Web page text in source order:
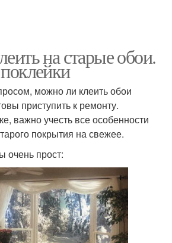
на старые обои.
можно ли клеить обои
приступить к ремонту.
важно учесть все особенности
покрытия на свежее.
очень прост: